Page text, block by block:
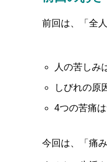
前回は、「全
人の苦しみ
しびれの原
4つの苦痛
今回は、「痛